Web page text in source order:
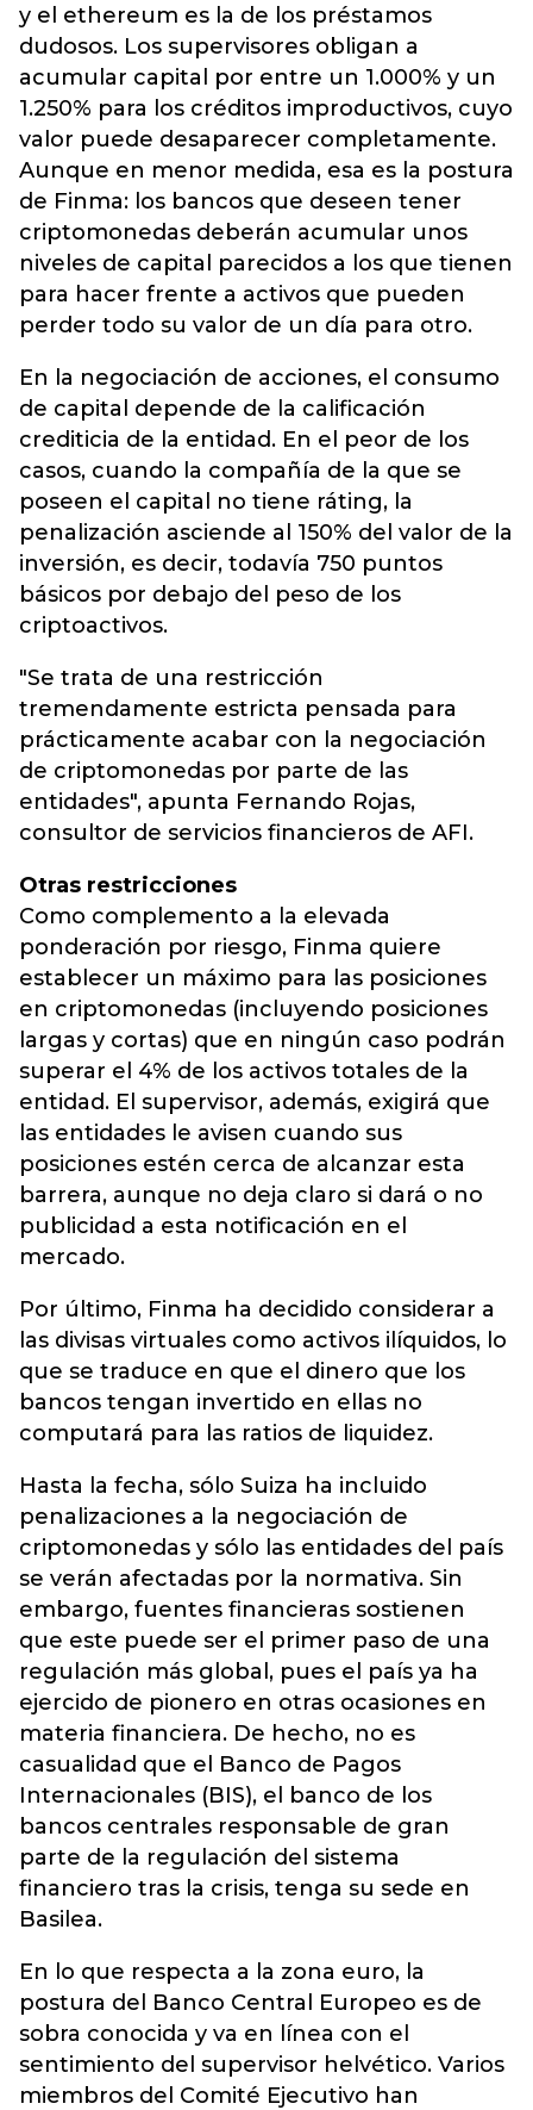
y el ethereum es la de los préstamos
dudosos. Los supervisores obligan a
acumular capital por entre un 1.000% y un
1.250% para los créditos improductivos, cuyo
valor puede desaparecer completamente.
Aunque en menor medida, esa es la postura
de Finma: los bancos que deseen tener
criptomonedas deberán acumular unos
niveles de capital parecidos a los que tienen
para hacer frente a activos que pueden
perder todo su valor de un día para otro.
En la negociación de acciones, el consumo
de capital depende de la calificación
crediticia de la entidad. En el peor de los
casos, cuando la compañía de la que se
poseen el capital no tiene ráting, la
penalización asciende al 150% del valor de la
inversión, es decir, todavía 750 puntos
básicos por debajo del peso de los
criptoactivos.
"Se trata de una restricción
tremendamente estricta pensada para
prácticamente acabar con la negociación
de criptomonedas por parte de las
entidades", apunta Fernando Rojas,
consultor de servicios financieros de AFI.
Otras restricciones
Como complemento a la elevada
ponderación por riesgo, Finma quiere
establecer un máximo para las posiciones
en criptomonedas (incluyendo posiciones
largas y cortas) que en ningún caso podrán
superar el 4% de los activos totales de la
entidad. El supervisor, además, exigirá que
las entidades le avisen cuando sus
posiciones estén cerca de alcanzar esta
barrera, aunque no deja claro si dará o no
publicidad a esta notificación en el
mercado.
Por último, Finma ha decidido considerar a
las divisas virtuales como activos ilíquidos, lo
que se traduce en que el dinero que los
bancos tengan invertido en ellas no
computará para las ratios de liquidez.
Hasta la fecha, sólo Suiza ha incluido
penalizaciones a la negociación de
criptomonedas y sólo las entidades del país
se verán afectadas por la normativa. Sin
embargo, fuentes financieras sostienen
que este puede ser el primer paso de una
regulación más global, pues el país ya ha
ejercido de pionero en otras ocasiones en
materia financiera. De hecho, no es
casualidad que el Banco de Pagos
Internacionales (BIS), el banco de los
bancos centrales responsable de gran
parte de la regulación del sistema
financiero tras la crisis, tenga su sede en
Basilea.
En lo que respecta a la zona euro, la
postura del Banco Central Europeo es de
sobra conocida y va en línea con el
sentimiento del supervisor helvético. Varios
miembros del Comité Ejecutivo han